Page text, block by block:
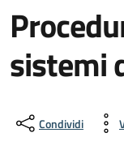
sistemi
Condividi